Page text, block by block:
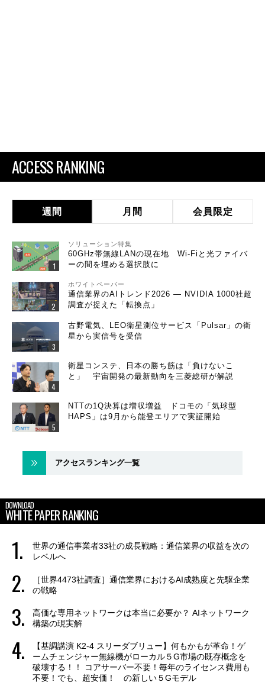
ACCESS RANKING
週間 月間 会員限定
ソリューション特集
60GHz帯無線LANの現在地 Wi-Fiと光ファイバ
ーの間を埋める選択肢に
ホワイトペーパー
通信業界のAIトレンド2026 ― NVIDIA 1000社超
調査が捉えた「転換点」
古野電気、LEO衛星測位サービス「Pulsar」の衛
星から実信号を受信
衛星コンステ、日本の勝ち筋は「負けないこ
と」 宇宙開発の最新動向を三菱総研が解説
NTTの1Q決算は増収増益 ドコモの「気球型
HAPS」は9月から能登エリアで実証開始
アクセスランキング一覧
DOWNLOAD
WHITE PAPER RANKING
世界の通信事業者33社の成長戦略：通信業界の収益を次の
レベルへ
［世界4473社調査］通信業界におけるAI成熟度と先駆企業
の戦略
高価な専用ネットワークは本当に必要か？ AIネットワーク
構築の現実解
【基調講演 K2-4 スリーダブリュー】何もかもが革命！ゲ
ームチェンジャー無線機がローカル５G市場の既存概念を
破壊する！！ コアサーバー不要！毎年のライセンス費用も
不要！でも、超安価！ の新しい５Gモデル